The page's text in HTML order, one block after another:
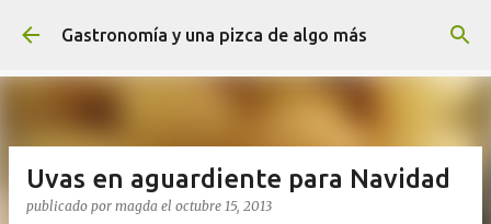
Ir al contenido principal
Gastronomía y una pizca de algo más
Uvas en aguardiente para Navidad
publicado por magda el octubre 15, 2013